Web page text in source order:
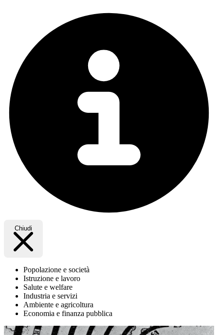
Chiudi
Popolazione e società
Istruzione e lavoro
Salute e welfare
Industria e servizi
Ambiente e agricoltura
Economia e finanza pubblica